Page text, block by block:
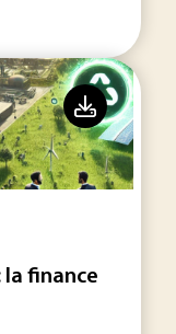
la finance